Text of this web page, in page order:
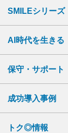
SMILEシリーズ
AI時代を生きる
保守・サポート
成功導入事例
トク◎情報